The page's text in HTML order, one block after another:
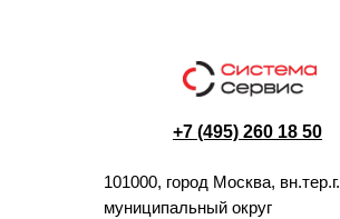
+7 (495) 260 18 50
101000, город Москва, вн.тер.г.
муниципальный округ